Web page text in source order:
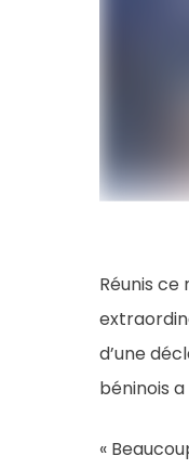
Réunis
d’une
béninois
«